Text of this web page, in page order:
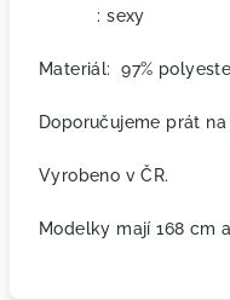
: sexy
Materiál: 97%
Doporučujeme prát na
Vyrobeno v ČR.
Modelky mají 168 cm